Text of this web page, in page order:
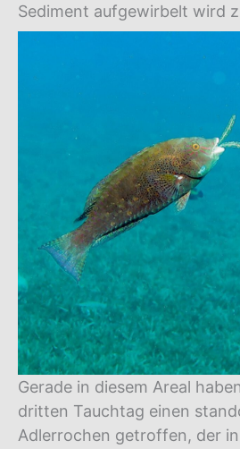
Sediment aufgewirbelt wird
Gerade in diesem Areal
dritten Tauchtag einen
Adlerrochen getroffen, der